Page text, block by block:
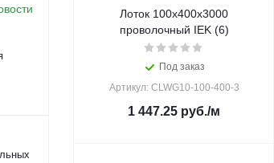
Лоток 100х400х3000
проволочный IEK (6)
Под заказ
Артикул: CLWG10-100-400-3
1 447.25 руб./м